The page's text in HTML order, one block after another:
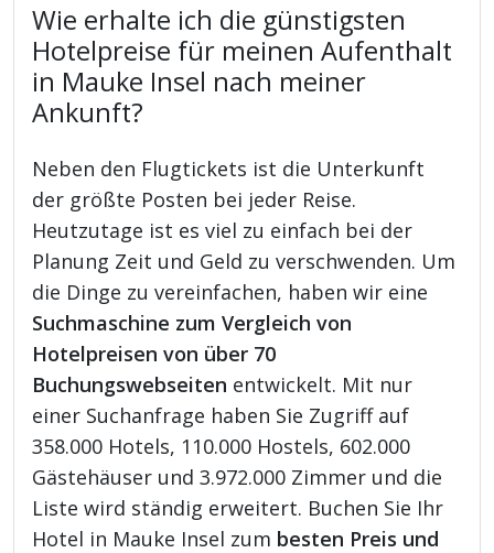
Wie erhalte ich die günstigsten
Hotelpreise für meinen Aufenthalt
in Mauke Insel nach meiner
Ankunft?
Neben den Flugtickets ist die Unterkunft
der größte Posten bei jeder Reise.
Heutzutage ist es viel zu einfach bei der
Planung Zeit und Geld zu verschwenden. Um
die Dinge zu vereinfachen, haben wir eine
Suchmaschine zum Vergleich von
Hotelpreisen von über 70
Buchungswebseiten entwickelt. Mit nur
einer Suchanfrage haben Sie Zugriff auf
358.000 Hotels, 110.000 Hostels, 602.000
Gästehäuser und 3.972.000 Zimmer und die
Liste wird ständig erweitert. Buchen Sie Ihr
Hotel in Mauke Insel zum besten Preis und